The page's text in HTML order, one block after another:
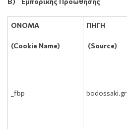
ΟΝΟΜΑ
(Cookie Name)
ΠΗΓΗ
(Source)
_fbp bodossaki.gr